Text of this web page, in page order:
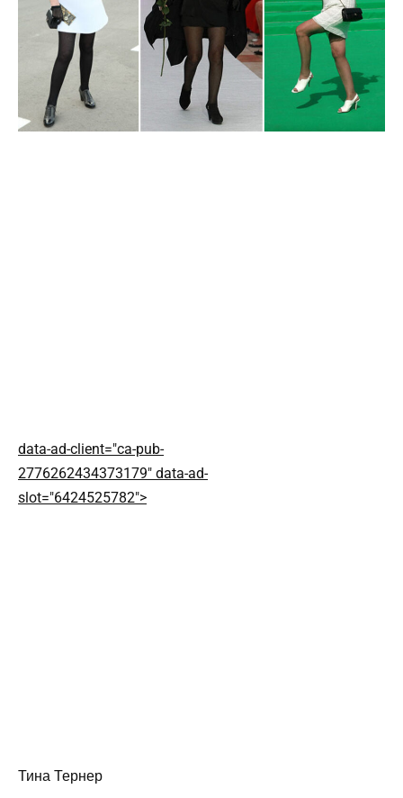
data-ad-client="ca-pub-
2776262434373179" data-ad-
slot="6424525782">
Тина Тернер